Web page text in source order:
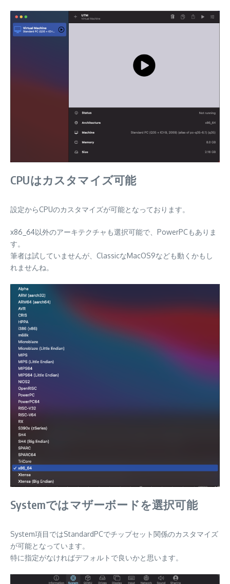
CPUはカスタマイズ可能
設定からCPUのカスタマイズが可能となっております。
x86_64以外のアーキテクチャも選択可能で、PowerPCもありま
す。
筆者は試していませんが、ClassicなMacOS9なども動くかもし
れませんね。
Systemではマザーボードを選択可能
System項目ではStandardPCでチップセット関係のカスタマイズ
が可能となっています。
特に指定がなければデフォルトで良いかと思います。